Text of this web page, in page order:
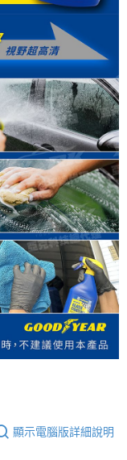
顯示電腦版詳細說明